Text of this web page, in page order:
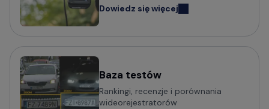
Dowiedz się więcej
Baza testów
Rankingi, recenzje i porównania
wideorejestratorów